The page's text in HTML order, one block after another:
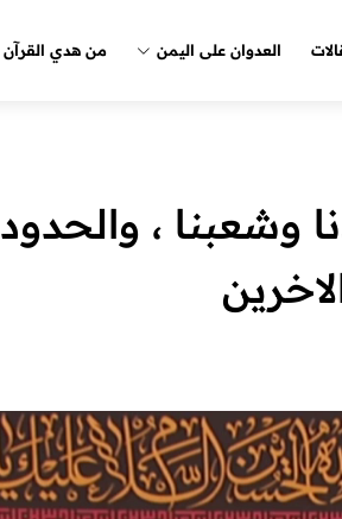
العدوان على اليمن من هدي القرآن
وشعبنا ، والحدود